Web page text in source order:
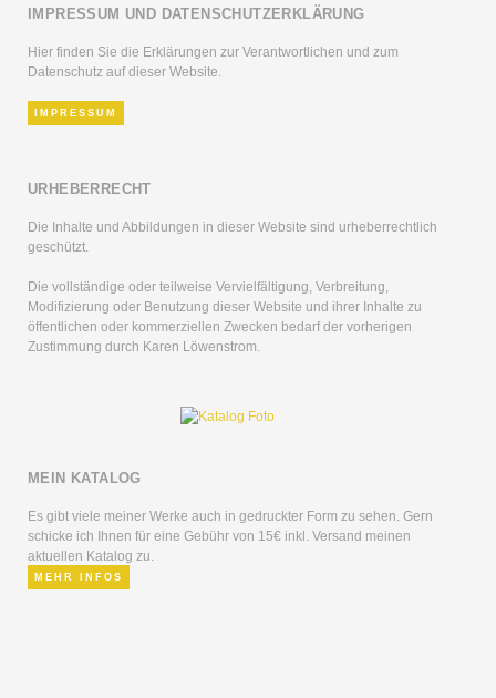
IMPRESSUM UND DATENSCHUTZERKLÄRUNG
Hier finden Sie die Erklärungen zur Verantwortlichen und zum
Datenschutz auf dieser Website.
IMPRESSUM
URHEBERRECHT
Die Inhalte und Abbildungen in dieser Website sind urheberrechtlich
geschützt.
Die vollständige oder teilweise Vervielfältigung, Verbreitung,
Modifizierung oder Benutzung dieser Website und ihrer Inhalte zu
öffentlichen oder kommerziellen Zwecken bedarf der vorherigen
Zustimmung durch Karen Löwenstrom.
MEIN KATALOG
Es gibt viele meiner Werke auch in gedruckter Form zu sehen. Gern
schicke ich Ihnen für eine Gebühr von 15€ inkl. Versand meinen
aktuellen Katalog zu.
MEHR INFOS